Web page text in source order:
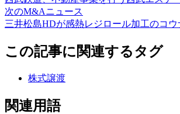
次のM&Aニュース
三井松島HDが感熱レジロール加工のコ
この記事に関連するタグ
株式譲渡
関連用語